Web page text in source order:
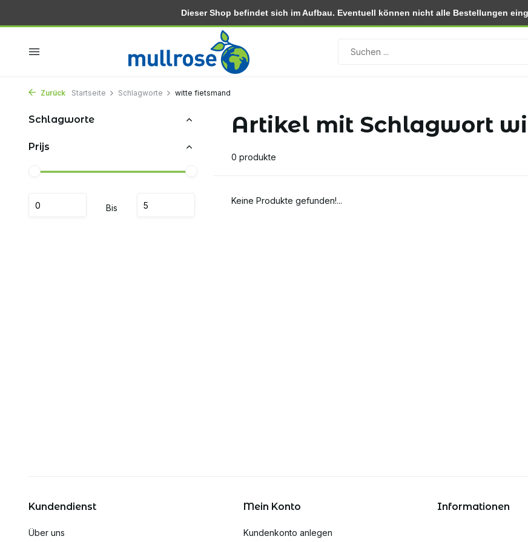
Kostenlose lieferung ab 30.- (NL) Rückgabe innerhalb von 30 Tagen
Zurück Startseite Schlagworte witte fietsmand
Schlagworte
Prijs
Bis
Artikel mit Schlagwort
0 produkte
Keine Produkte gefunden!...
Kundendienst
Über uns
Mein Konto
Kundenkonto anlegen
Informationen
Dieser Shop befindet sich im Aufbau. Eventuell können nicht alle Bestellungen